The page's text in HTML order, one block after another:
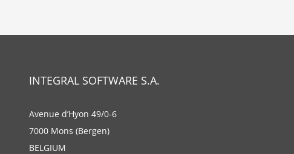
INTEGRAL SOFTWARE S.A.
Avenue d’Hyon 49/0-6
7000 Mons (Bergen)
BELGIUM